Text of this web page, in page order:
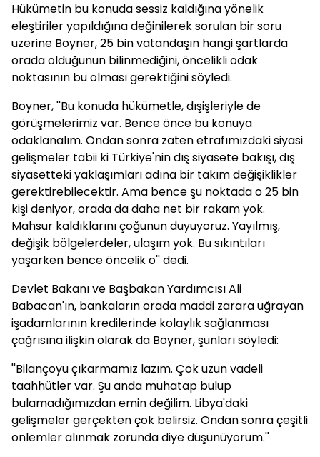
Hükümetin bu konuda sessiz kaldığına yönelik
eleştiriler yapıldığına değinilerek sorulan bir soru
üzerine Boyner, 25 bin vatandaşın hangi şartlarda
orada olduğunun bilinmediğini, öncelikli odak
noktasının bu olması gerektiğini söyledi.
Boyner, ''Bu konuda hükümetle, dışişleriyle de
görüşmelerimiz var. Bence önce bu konuya
odaklanalım. Ondan sonra zaten etrafımızdaki siyasi
gelişmeler tabii ki Türkiye'nin dış siyasete bakışı, dış
siyasetteki yaklaşımları adına bir takım değişiklikler
gerektirebilecektir. Ama bence şu noktada o 25 bin
kişi deniyor, orada da daha net bir rakam yok.
Mahsur kaldıklarını çoğunun duyuyoruz. Yayılmış,
değişik bölgelerdeler, ulaşım yok. Bu sıkıntıları
yaşarken bence öncelik o'' dedi.
Devlet Bakanı ve Başbakan Yardımcısı Ali
Babacan'ın, bankaların orada maddi zarara uğrayan
işadamlarının kredilerinde kolaylık sağlanması
çağrısına ilişkin olarak da Boyner, şunları söyledi:
''Bilançoyu çıkarmamız lazım. Çok uzun vadeli
taahhütler var. Şu anda muhatap bulup
bulamadığımızdan emin değilim. Libya'daki
gelişmeler gerçekten çok belirsiz. Ondan sonra çeşitli
önlemler alınmak zorunda diye düşünüyorum.''